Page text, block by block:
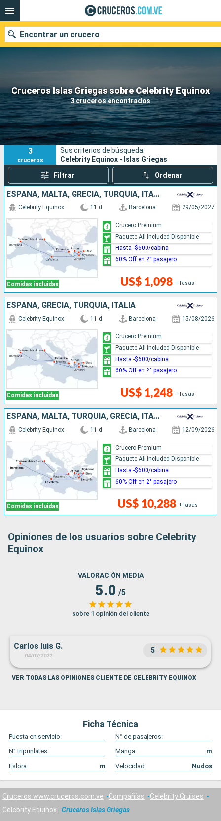
Cruceros Islas Griegas sobre Celebrity Equinox
3 cruceros encontrados
Encontrar un crucero
Nuestros destinos
Fecha de salida
Puertos Compañías
Buscar
3
cruceros
Sus criterios de búsqueda:
Celebrity Equinox - Islas Griegas
Filtrar Ordenar
ESPAÑA, MALTA, GRECIA, TURQUÍA, ITALIA
Comidas incluidas
Celebrity Equinox 11 d Barcelona 29/05/2027
US$ 1,098 +Tasas
Crucero Premium
Paquete All Included Disponible
Hasta -$600/cabina
60% Off en 2° pasajero
ESPAÑA, GRECIA, TURQUÍA, ITALIA
Comidas incluidas
Celebrity Equinox 11 d Barcelona 15/08/2026
US$ 1,248 +Tasas
Crucero Premium
Paquete All Included Disponible
Hasta -$600/cabina
60% Off en 2° pasajero
ESPAÑA, MALTA, TURQUÍA, GRECIA, ITALIA
Comidas incluidas
Celebrity Equinox 11 d Barcelona 12/09/2026
US$ 10,288 +Tasas
Crucero Premium
Paquete All Included Disponible
Hasta -$600/cabina
60% Off en 2° pasajero
Opiniones de los usuarios sobre Celebrity
Equinox
VALORACIÓN MEDIA
5.0 /5
sobre 1 opinión del cliente
Carlos luis G.
04/07/2022
5
VER TODAS LAS OPINIONES CLIENTE DE CELEBRITY EQUINOX
Ficha Técnica
Puesta en servicio:
N° de pasajeros:
N° tripunlates:
Manga:
m
Eslora:
m Velocidad: Nudos
Cruceros www.cruceros.com.ve Compañías
Celebrity Cruises
Celebrity Equinox
Cruceros Islas Griegas